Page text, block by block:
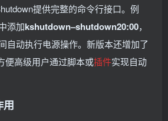
提供完整的命令行接口。例
添加kshutdown–shutdown20:00，
自动执行电源操作。新版本还增加了
便高级用户通过脚本或插件实现自动